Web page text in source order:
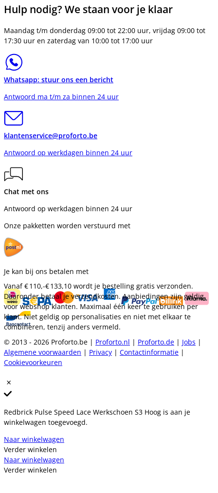
Hulp nodig? We staan voor je klaar
Maandag t/m donderdag 09:00 tot 22:00 uur, vrijdag 09:00 tot
17:30 uur en zaterdag van 10:00 tot 17:00 uur
Whatsapp: stuur ons een bericht
Antwoord ma t/m za binnen 24 uur
klantenservice@proforto.be
Antwoord op werkdagen binnen 24 uur
Chat met ons
Antwoord op werkdagen binnen 24 uur
Onze pakketten worden verstuurd met
Je kan bij ons betalen met
Vanaf€ 110,-€ 133,10 wordt je bestelling gratis verzonden.
Daaronder betaal je verzendkosten. Aanbiedingen zijn geldig
voor webshop klanten. Maximaal één keer te gebruiken per
klant. Niet geldig op personalisaties en niet met elkaar te
combineren, tenzij anders vermeld.
© 2013 - 2026 Proforto.be | Proforto.nl | Proforto.de | Jobs |
Algemene voorwaarden | Privacy | Contactinformatie |
Cookievoorkeuren
Redbrick Pulse Speed Lace Werkschoen S3 Hoog is aan je
winkelwagen toegevoegd.
Naar winkelwagen
Verder winkelen
Naar winkelwagen
Verder winkelen